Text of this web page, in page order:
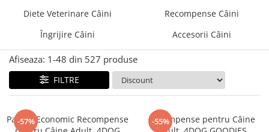
Hrană Umedă Câini
Câine Junior
Câine Adult
Diete Veterinare Câini
Umedă
Recompense Câini
Biscuiți
Diete Veterinare Câini
Recompense Câini
Îngrijire Câini
Accesorii Câini
Afiseaza: 1-48 din 527 produse
FILTRE
-57%
Pachet Economic Recompense
-55%
Recompense pentru Câine